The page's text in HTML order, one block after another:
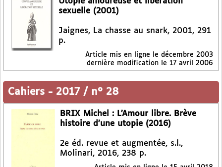
sexuelle (2001)
Jaignes, La chasse au snark, 2001, 291
p.
Article mis en ligne le décembre 2003
dernière modification le 17 avril 2006
Cahiers - 2017 / n° 28
BRIX Michel : L’Amour libre. Brève
histoire d’une utopie (2016)
2e éd. revue et augmentée, s.l.,
Molinari, 2016, 238 p.